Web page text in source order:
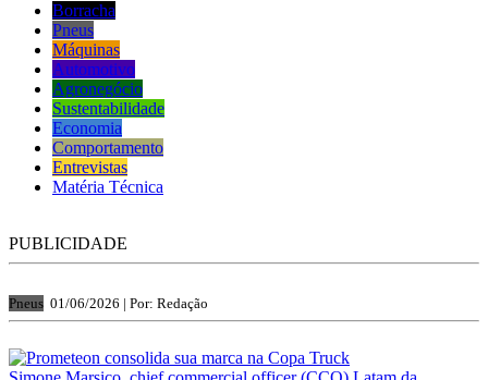
Borracha
Pneus
Máquinas
Automotivo
Agronegócio
Sustentabilidade
Economia
Comportamento
Entrevistas
Matéria Técnica
PUBLICIDADE
Pneus 01/06/2026 | Por: Redação